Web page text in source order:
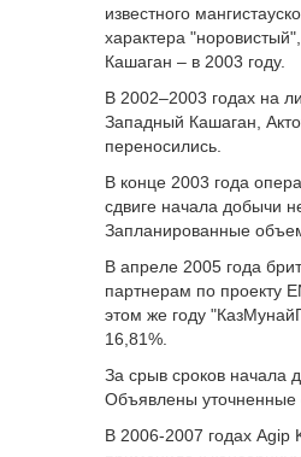
известного
характера
Кашаган – в 2003 году.
В 2002–2003 годах на
Западный Кашаган,
переносились.
В конце 2003 года
сдвиге начала добычи
Запланированные
В апреле 2005 года
партнерам по проекту
этом же году
16,81%.
За срыв сроков начала
Объявлены уточненные
В 2006-2007 годах Agip